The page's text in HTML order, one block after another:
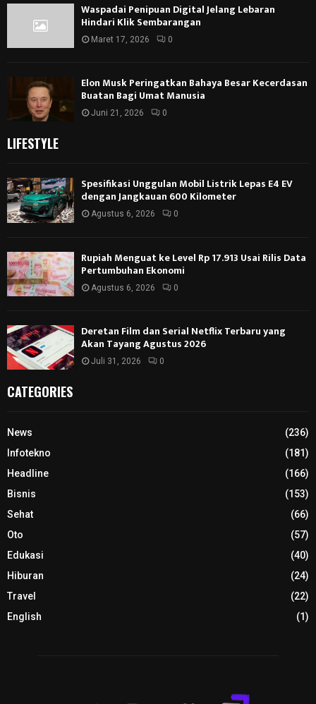
Waspadai Penipuan Digital Jelang Lebaran
Hindari Klik Sembarangan
Maret 17, 2026 0
Elon Musk Peringatkan Bahaya Besar Kecerdasan
Buatan Bagi Umat Manusia
Juni 21, 2026 0
LIFESTYLE
Spesifikasi Unggulan Mobil Listrik Lepas E4 EV
dengan Jangkauan 600 Kilometer
Agustus 6, 2026 0
Rupiah Menguat ke Level Rp 17.913 Usai Rilis Data
Pertumbuhan Ekonomi
Agustus 6, 2026 0
Deretan Film dan Serial Netflix Terbaru yang
Akan Tayang Agustus 2026
Juli 31, 2026 0
CATEGORIES
News
(236)
Infotekno
(181)
Headline
(166)
Bisnis
(153)
Sehat
(66)
Oto
(57)
Edukasi
(40)
Hiburan
(24)
Travel
(22)
English
(1)